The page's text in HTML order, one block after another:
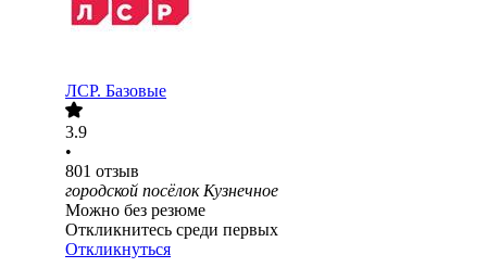
ЛСР. Базовые
3.9
•
801 отзыв
городской посёлок Кузнечное
Можно без резюме
Откликнитесь среди первых
Откликнуться